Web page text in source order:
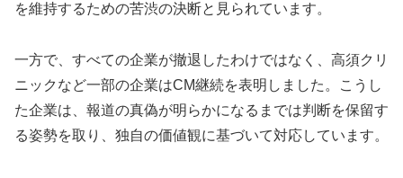
を維持するための苦渋の決断と見られています。
一方で、すべての企業が撤退したわけではなく、高須クリ
ニックなど一部の企業はCM継続を表明しました。こうし
た企業は、報道の真偽が明らかになるまでは判断を保留す
る姿勢を取り、独自の価値観に基づいて対応しています。